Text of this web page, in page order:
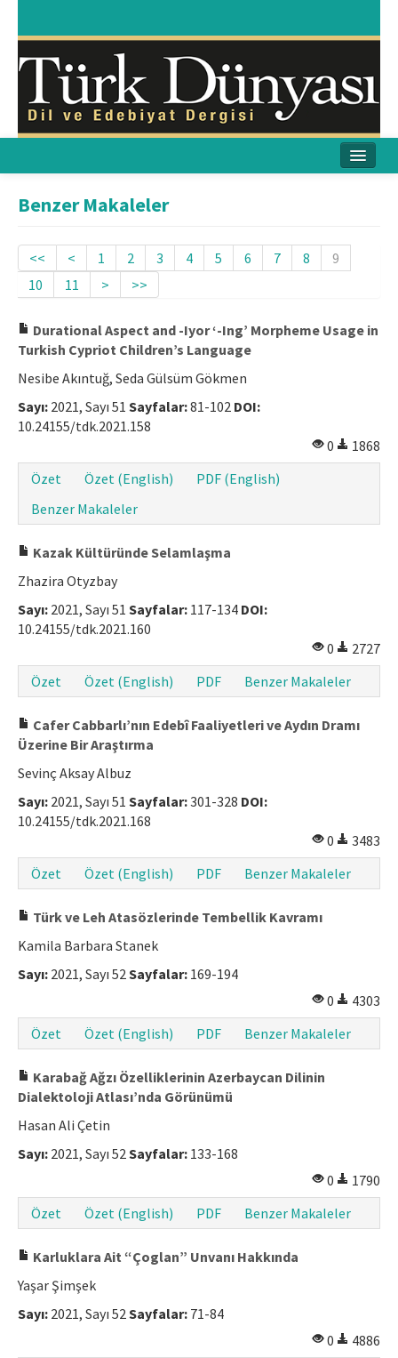
Yayın Kurulu
Yayın İlkeleri
Etik İlkeler
İletişim
Makale Gönder
ISSN: 1301-0077 · e-ISSN: 2651-5091
Benzer Makaleler
<< < 1 2 3 4 5 6 7 8
9
10
11 > >>
Durational Aspect and -Iyor ‘-Ing’ Morpheme Usage in
Turkish Cypriot Children’s Language
Nesibe Akıntuğ, Seda Gülsüm Gökmen
Sayı: 2021, Sayı 51 Sayfalar:81-102 DOI:
10.24155/tdk.2021.158
0
1868
Özet
Özet (English)
PDF (English)
Benzer Makaleler
Kazak Kültüründe Selamlaşma
Zhazira Otyzbay
Sayı: 2021, Sayı 51 Sayfalar: 117-134 DOI:
10.24155/tdk.2021.160
0
2727
Özet
Özet (English) PDF Benzer Makaleler
Cafer Cabbarlı’nın Edebî Faaliyetleri ve Aydın Dramı
Üzerine Bir Araştırma
Sevinç Aksay Albuz
Sayı: 2021, Sayı 51 Sayfalar:301-328 DOI:
10.24155/tdk.2021.168
0
3483
Özet
Özet (English) PDF Benzer Makaleler
Türk ve Leh Atasözlerinde Tembellik Kavramı
Kamila Barbara Stanek
Sayı: 2021, Sayı 52 Sayfalar: 169-194
0
4303
Özet
Özet (English) PDF Benzer Makaleler
Karabağ Ağzı Özelliklerinin Azerbaycan Dilinin
Dialektoloji Atlası’nda Görünümü
Hasan Ali Çetin
Sayı: 2021, Sayı 52 Sayfalar: 133-168
0
1790
Özet
Özet (English) PDF Benzer Makaleler
Karluklara Ait “Çoglan” Unvanı Hakkında
Yaşar Şimşek
Sayı: 2021, Sayı 52 Sayfalar: 71-84
0
4886